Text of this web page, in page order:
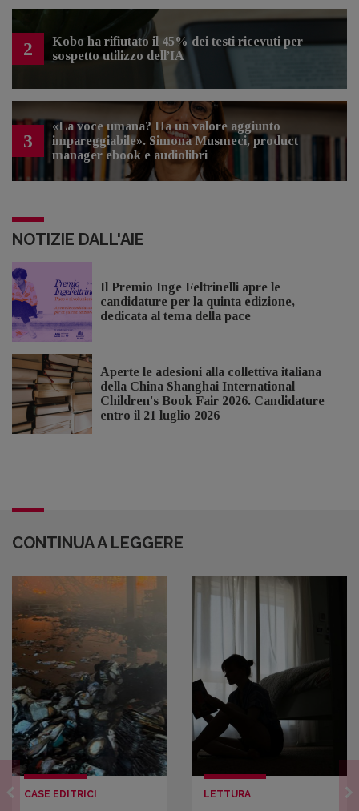
2
Kobo ha rifiutato il 45% dei testi ricevuti per
sospetto utilizzo dell’IA
3
«La voce umana? Ha un valore aggiunto
impareggiabile». Simona Musmeci, product
manager ebook e audiolibri
NOTIZIE DALL'AIE
Il Premio Inge Feltrinelli apre le
candidature per la quinta edizione,
dedicata al tema della pace
Aperte le adesioni alla collettiva italiana
della China Shanghai International
Children's Book Fair 2026. Candidature
entro il 21 luglio 2026
CONTINUA A LEGGERE
CASE EDITRICI LETTURA